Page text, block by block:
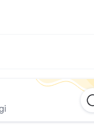
FOTO
tidak 100% sama
yang digunakan
toleransi